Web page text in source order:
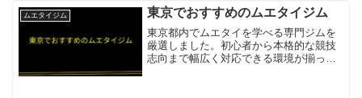
MMAジム。試合可能なリング・メインマ
ットスペース・サ...
ムエタイジム 東京でおすすめのムエタイジム
東京都内でムエタイを学べる専門ジムを
厳選しました。初心者から本格的な競技
志向まで幅広く対応できる環境が揃って